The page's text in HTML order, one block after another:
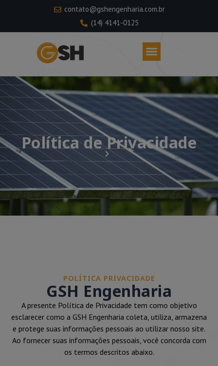
contato@gshengenharia.com.br
(14) 4141-0125
Política de Privacidade
POLÍTICA PRIVACIDADE
GSH Engenharia
A presente Política de Privacidade tem como objetivo
esclarecer como a GSH Engenharia coleta, utiliza, armazena
e protege suas informações pessoais ao utilizar nosso site.
Ao fornecer suas informações pessoais, você concorda com
os termos descritos abaixo.